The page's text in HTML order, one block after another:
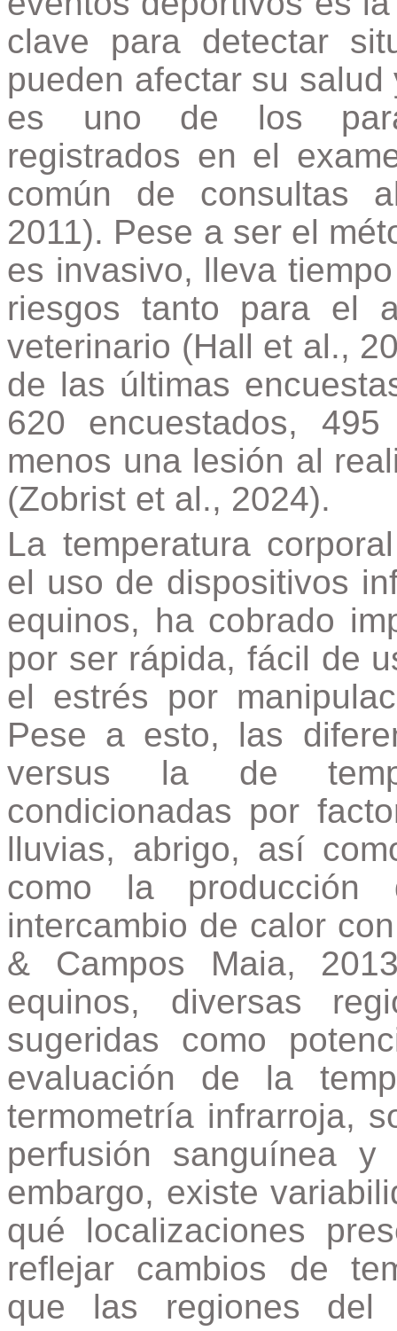
clave para detectar
pueden afectar su
es uno de los
registrados en el
común de consultas
2011). Pese a ser el
es invasivo, lleva
riesgos tanto para el
veterinario (Hall et al.,
de las últimas
620 encuestados,
menos una lesión al
(Zobrist et al., 2024).
La temperatura
el uso de dispositivos
equinos, ha cobrado
por ser rápida, fácil de
el estrés por
Pese a esto, las
versus la de
condicionadas por
lluvias, abrigo, así
como la
intercambio de calor
& Campos Maia,
equinos, diversas
sugeridas como
evaluación de la
termometría infrarroja,
perfusión sanguínea
embargo, existe
qué localizaciones
reflejar cambios de
que las regiones del